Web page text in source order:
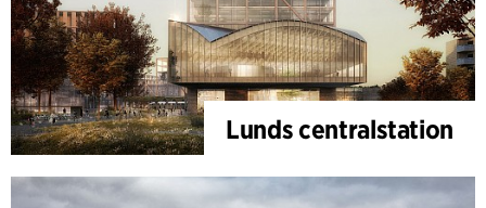
Lunds centralstation